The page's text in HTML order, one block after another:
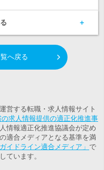
へ戻る
営する転職・求人情報サイト
の求人情報提供の適正化推進事
情報適正化推進協議会が定め
適合メディアとなる基準を満
イドライン適合メディア」 で
ています。